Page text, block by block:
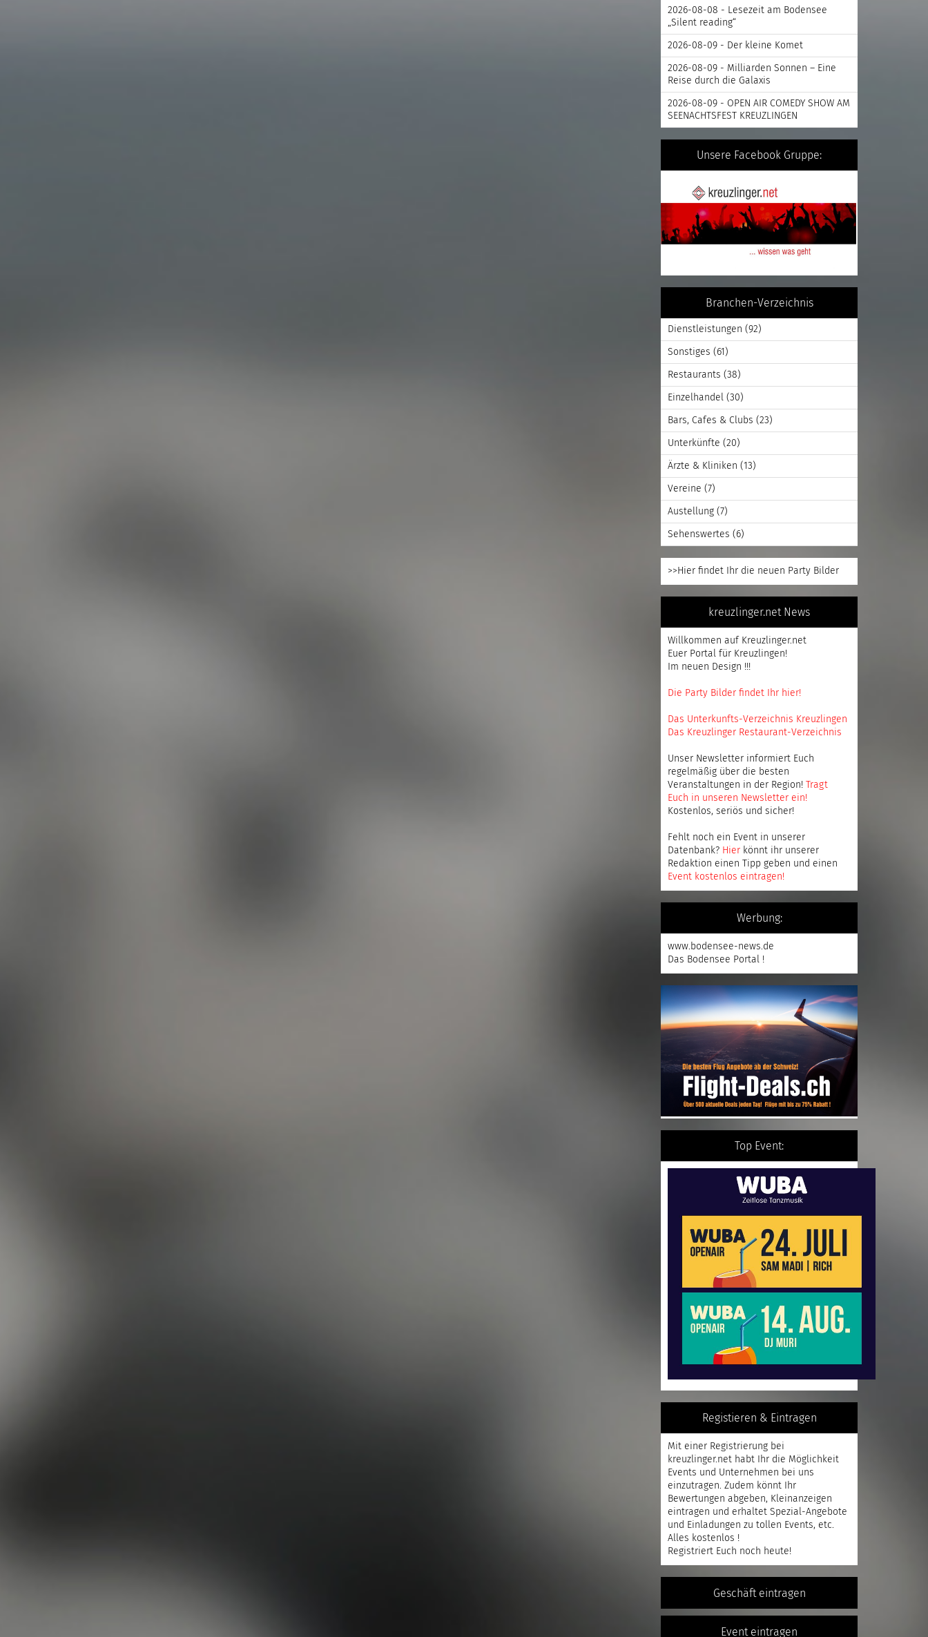
2026-08-08 - Lesezeit am Bodensee
„Silent reading“
2026-08-09 - Der kleine Komet
2026-08-09 - Milliarden Sonnen – Eine
Reise durch die Galaxis
2026-08-09 - OPEN AIR COMEDY SHOW AM
SEENACHTSFEST KREUZLINGEN
Unsere Facebook Gruppe:
Branchen-Verzeichnis
Dienstleistungen (92)
Sonstiges (61)
Restaurants (38)
Einzelhandel (30)
Bars, Cafes & Clubs (23)
Unterkünfte (20)
Ärzte & Kliniken (13)
Vereine (7)
Austellung (7)
Sehenswertes (6)
>>Hier findet Ihr die neuen Party Bilder
kreuzlinger.net News
Willkommen auf Kreuzlinger.net
Euer Portal für Kreuzlingen!
Im neuen Design !!!
Die Party Bilder findet Ihr hier!
Das Unterkunfts-Verzeichnis Kreuzlingen
Das Kreuzlinger Restaurant-Verzeichnis
Unser Newsletter informiert Euch
regelmäßig über die besten
Veranstaltungen in der Region! Tragt
Euch in unseren Newsletter ein!
Kostenlos, seriös und sicher!
Fehlt noch ein Event in unserer
Datenbank? Hier könnt ihr unserer
Redaktion einen Tipp geben und einen
Event kostenlos eintragen!
Werbung:
www.bodensee-news.de
Das Bodensee Portal !
Top Event:
Registieren & Eintragen
Mit einer Registrierung bei
kreuzlinger.net habt Ihr die Möglichkeit
Events und Unternehmen bei uns
einzutragen. Zudem könnt Ihr
Bewertungen abgeben, Kleinanzeigen
eintragen und erhaltet Spezial-Angebote
und Einladungen zu tollen Events, etc.
Alles kostenlos !
Registriert Euch noch heute!
Geschäft eintragen
Event eintragen